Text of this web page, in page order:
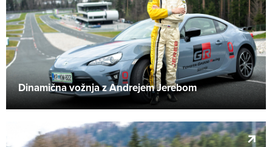
Dinamična vožnja z Andrejem Jerebom